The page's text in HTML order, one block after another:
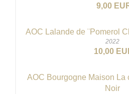
9,00
AOC Lalande de ¨Pomerol
2022
10,00
AOC Bourgogne Maison La
Noir